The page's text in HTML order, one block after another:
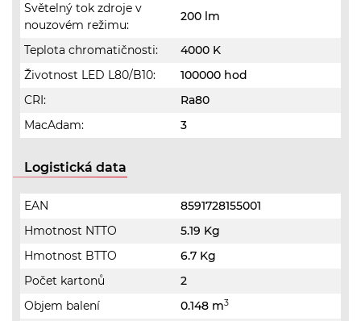
Světelný tok zdroje v
nouzovém režimu:
200 lm
Teplota chromatičnosti:
4000 K
Životnost LED L80/B10:
100000 hod
CRI:
Ra80
MacAdam:
3
Logistická data
EAN
8591728155001
Hmotnost NTTO
5.19 Kg
Hmotnost BTTO
6.7 Kg
Počet kartonů
2
Objem balení
0.148 m3